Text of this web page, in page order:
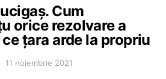
Cum
orice rezolvare a
țara arde la propriu
11 noiembrie 2021